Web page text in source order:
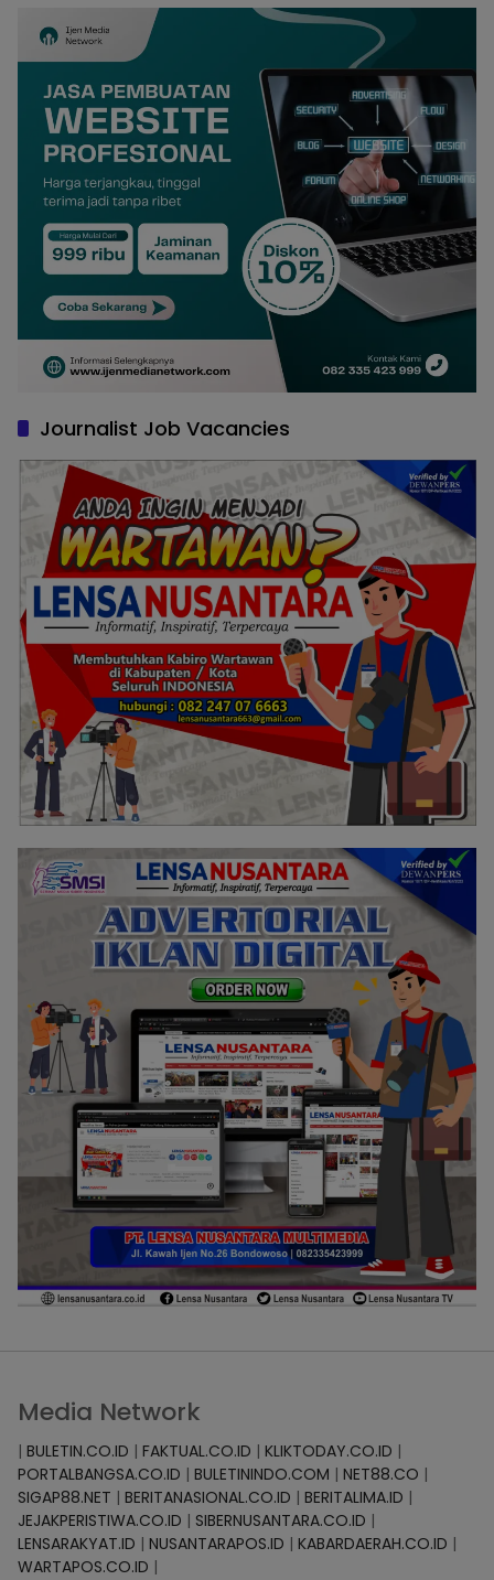
Journalist Job Vacancies
Media Network
| BULETIN.CO.ID | FAKTUAL.CO.ID | KLIKTODAY.CO.ID |
PORTALBANGSA.CO.ID | BULETININDO.COM | NET88.CO |
SIGAP88.NET | BERITANASIONAL.CO.ID | BERITALIMA.ID |
JEJAKPERISTIWA.CO.ID | SIBERNUSANTARA.CO.ID |
LENSARAKYAT.ID | NUSANTARAPOS.ID | KABARDAERAH.CO.ID |
WARTAPOS.CO.ID |